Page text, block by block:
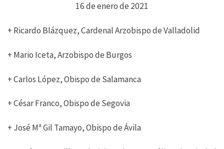
16 de enero de 2021
+ Ricardo Blázquez, Cardenal Arzobispo de Valladolid
+ Mario Iceta, Arzobispo de Burgos
+ Carlos López, Obispo de Salamanca
+ César Franco, Obispo de Segovia
+ José Mª Gil Tamayo, Obispo de Ávila